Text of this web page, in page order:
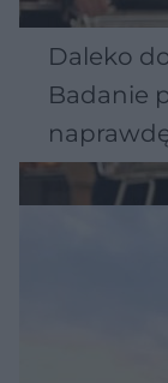
Daleko
Badanie